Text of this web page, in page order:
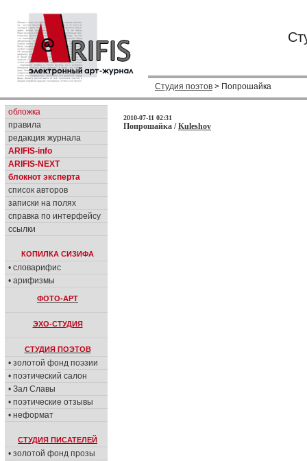
Студия поэтов > Попрошайка
обложка
правила
редакция журнала
ARIFIS-info
ARIFIS-NEXT
блокнот эксперта
список авторов
записки на полях
справка по интерфейсу
ссылки
КОПИЛКА СИЗИФА
• словарифис
• арифизмы
ФОТО-АРТ
ЭХО-СТУДИЯ
СТУДИЯ ПОЭТОВ
• золотой фонд поэзии
• поэтический салон
• Зал Славы
• поэтические отзывы
• неформат
СТУДИЯ ПИСАТЕЛЕЙ
• золотой фонд прозы
2010-07-11 02:31
Попрошайка /Kuleshov